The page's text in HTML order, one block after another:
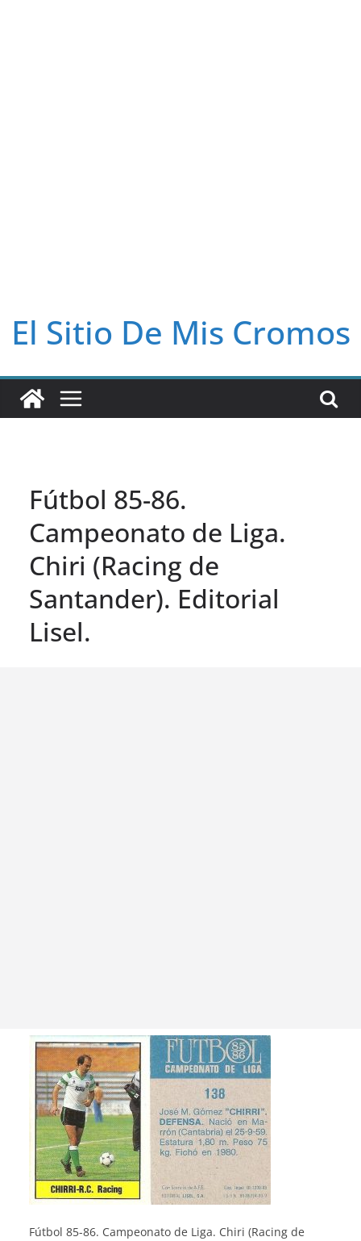
El Sitio De Mis Cromos
Fútbol 85-86.
Campeonato de Liga.
Chiri (Racing de
Santander). Editorial
Lisel.
Fútbol 85-86. Campeonato de Liga. Chiri (Racing de